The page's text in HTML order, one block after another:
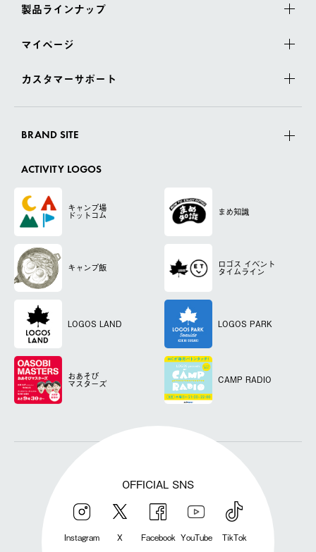
製品ラインナップ
マイページ
カスタマーサポート
BRAND SITE
ACTIVITY LOGOS
キャンプ場
ドットコム まめ知識
キャンプ飯 ロゴス イベント
タイムライン
LOGOS LAND LOGOS PARK
おあそび
マスターズ CAMP RADIO
OFFICIAL SNS
Instagram X Facebook YouTube TikTok